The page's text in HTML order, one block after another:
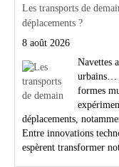
Les transports de
déplacements ?
8 août 2026
Navettes
urbains…
formes
déplacements,
Entre innovations
espèrent transformer